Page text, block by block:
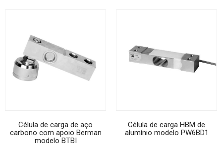
Célula de carga de aço
carbono com apoio Berman
modelo BTBI
Célula de carga HBM de
alumínio modelo PW6BD1